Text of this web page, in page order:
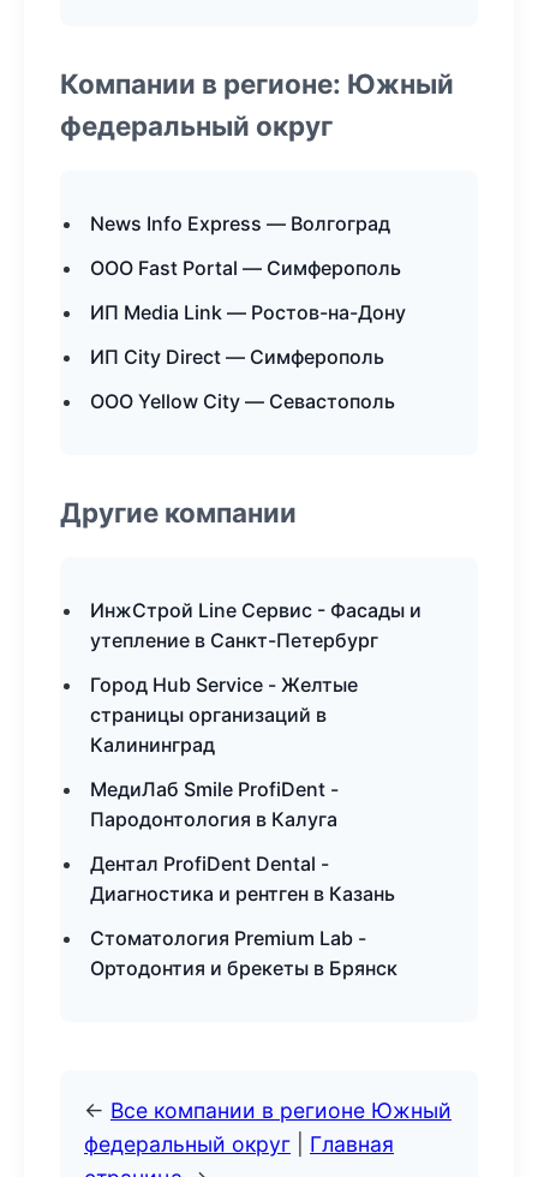
Компании в регионе: Южный
федеральный округ
News Info Express — Волгоград
ООО Fast Portal — Симферополь
ИП Media Link — Ростов-на-Дону
ИП City Direct — Симферополь
ООО Yellow City — Севастополь
Другие компании
ИнжСтрой Line Сервис - Фасады и
утепление в Санкт-Петербург
Город Hub Service - Желтые
страницы организаций в
Калининград
МедиЛаб Smile ProfiDent -
Пародонтология в Калуга
Дентал ProfiDent Dental -
Диагностика и рентген в Казань
Стоматология Premium Lab -
Ортодонтия и брекеты в Брянск
← Все компании в регионе Южный
федеральный округ
Главная